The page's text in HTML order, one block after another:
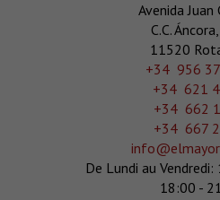
Avenida Juan
C.C.
11520
‎+34 956
+34 621
+34 662
+34 667
De Lundi au
18:00 -